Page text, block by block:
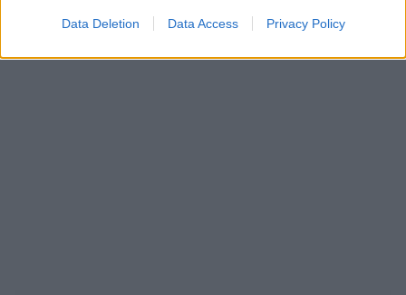
Data Deletion Data Access Privacy Policy